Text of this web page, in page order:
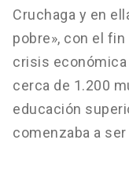
Cruchaga y en
pobre», con el
crisis económica
cerca de 1.200
educación
comenzaba a